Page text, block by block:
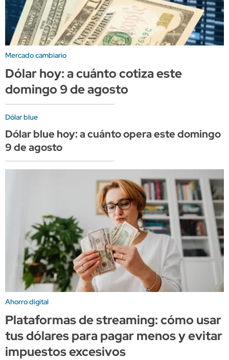
Mercado cambiario
Dólar hoy: a cuánto cotiza este
domingo 9 de agosto
Dólar blue
Dólar blue hoy: a cuánto opera este domingo
9 de agosto
Ahorro digital
Plataformas de streaming: cómo usar
tus dólares para pagar menos y evitar
impuestos excesivos